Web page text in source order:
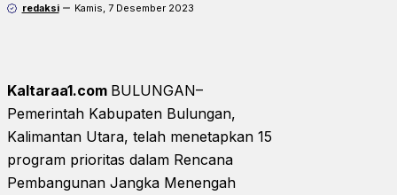
redaksi Kamis, 7 Desember 2023
Kaltaraa1.com BULUNGAN–
Pemerintah Kabupaten Bulungan,
Kalimantan Utara, telah menetapkan 15
program prioritas dalam Rencana
Pembangunan Jangka Menengah